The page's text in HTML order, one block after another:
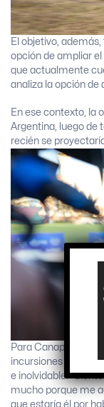
El objetivo,
opción de ampliar el
que actualmente
analiza la opción de
En ese contexto, la
Argentina, luego de
recién se
Para Canapino, que
incursiones en
e inolvidable.
mucho porque me
que estaría él por